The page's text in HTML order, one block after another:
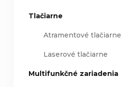
Tlačiarne
Atramentové tlačiarne
Laserové tlačiarne
Multifunkčné zariadenia